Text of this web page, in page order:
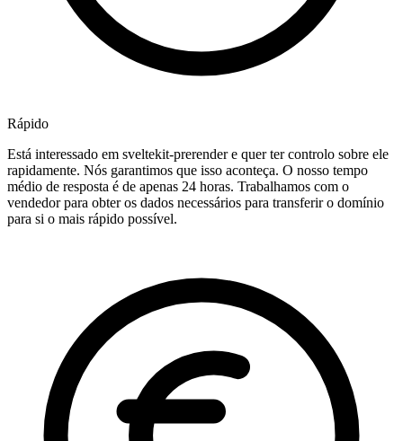
Rápido
Está interessado em sveltekit-prerender e quer ter controlo sobre ele
rapidamente. Nós garantimos que isso aconteça. O nosso tempo
médio de resposta é de apenas 24 horas. Trabalhamos com o
vendedor para obter os dados necessários para transferir o domínio
para si o mais rápido possível.